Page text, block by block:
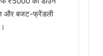
और बजट-फ्रेंडली